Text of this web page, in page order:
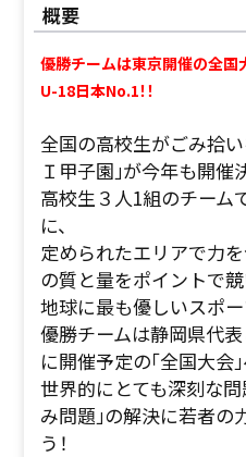
概要
優勝チームは東京開催の全国
U-18日本No.1！！
全国の高校生がごみ拾
Ｉ甲子園」が今年も開催
高校生３人1組のチーム
に、
定められたエリアで力
の質と量をポイントで競
地球に最も優しいスポー
優勝チームは静岡県代
に開催予定の「全国大会
世界的にとても深刻な
み問題」の解決に若者
う！